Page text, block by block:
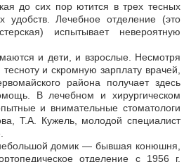
до сих пор ютится в трех тесных
удобств. Лечебное отделение (это
испытывает невероятную
и дети, и взрослые. Несмотря
и скромную зарплату врачей,
района получает здесь
В лечебном и хирургическом
и внимательные стоматологи
Т.А. Кужель, молодой специалист
домик — бывшая конюшня,
отделение с 1956 г.